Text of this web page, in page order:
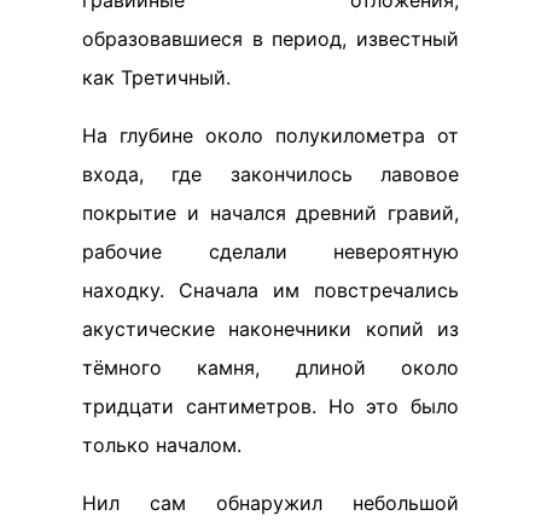
образовавшиеся в период, известный
как Третичный.
На глубине около полукилометра от
входа, где закончилось лавовое
покрытие и начался древний гравий,
рабочие сделали невероятную
находку. Сначала им повстречались
акустические наконечники копий из
тёмного камня, длиной около
тридцати сантиметров. Но это было
только началом.
Нил сам обнаружил небольшой